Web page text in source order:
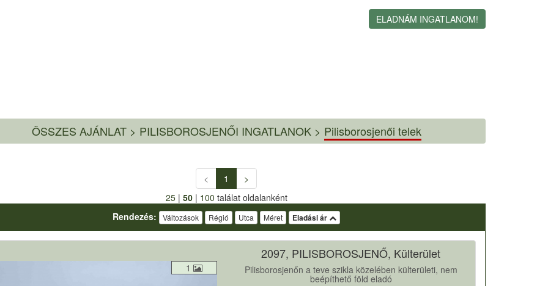
ELADNÁM INGATLANOM!
ÖSSZES AJÁNLAT> PILISBOROSJENŐI INGATLANOK > Pilisborosjenői telek
< 1
>
25| 50| 100 találat oldalanként
Rendezés:
Változások Régió Utca Méret Eladási ár
1
2097, PILISBOROSJENŐ, Külterület
Pilisborosjenőn a teve szikla közelében külterületi, nem
beépíthető föld eladó